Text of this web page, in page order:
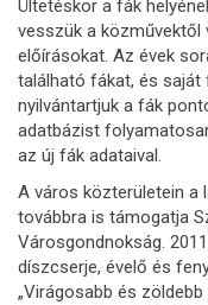
Ültetéskor a fák
vesszük a
előírásokat. Az évek
található fákat, és saját
nyilvántartjuk a fák
adatbázist
az új fák adataival.
A város közterületein a
továbbra is támogatja
Városgondnokság.
díszcserje, évelő és
„Virágosabb és